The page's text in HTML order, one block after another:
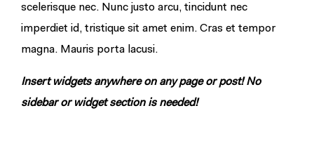
scelerisque nec. Nunc justo arcu, tincidunt nec
imperdiet id, tristique sit amet enim. Cras et tempor
magna. Mauris porta lacusi.
Insert widgets anywhere on any page or post! No
sidebar or widget section is needed!